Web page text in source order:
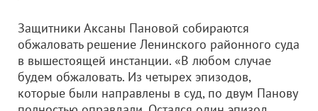
Защитники Аксаны Пановой собираются
обжаловать решение Ленинского районного суда
в вышестоящей инстанции. «В любом случае
будем обжаловать. Из четырех эпизодов,
которые были направлены в суд, по двум Панову